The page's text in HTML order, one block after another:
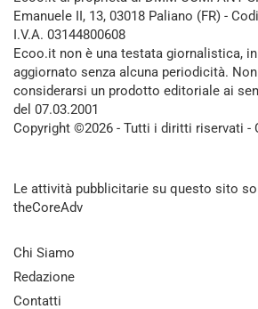
Emanuele II, 13, 03018 Paliano (FR) -
I.V.A. 03144800608
Ecoo.it non è una testata giornalistica,
aggiornato senza alcuna periodicità.
considerarsi un prodotto editoriale ai
del 07.03.2001
Copyright ©2026 - Tutti i diritti riservati -
Le attività pubblicitarie su questo sito
theCoreAdv
Chi Siamo
Redazione
Contatti